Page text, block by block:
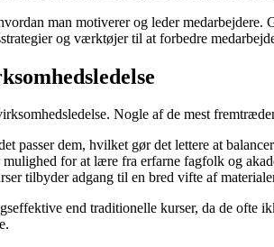
man motiverer og leder
og værktøjer til at forbedre
Nogle af de mest
passer dem, hvilket gør det lettere at
for at lære fra erfarne fagfolk og
tilbyder adgang til en bred vifte af
end traditionelle kurser, da de